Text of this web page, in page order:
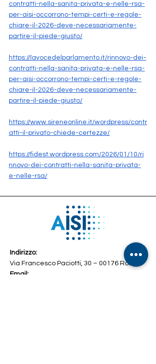
contratti-nella-sanita-privata-e-nelle-rsa-
per-aisi-occorrono-tempi-certi-e-regole-
chiare-il-2026-deve-necessariamente-
partire-il-piede-giusto/
https://lavocedelparlamento.it/rinnovo-dei-
contratti-nella-sanita-privata-e-nelle-rsa-
per-aisi-occorrono-tempi-certi-e-regole-
chiare-il-2026-deve-necessariamente-
partire-il-piede-giusto/
https://www.sireneonline.it/wordpress/contr
atti-il-privato-chiede-certezze/
https://fidest.wordpress.com/2026/01/10/ri
nnovo-dei-contratti-nella-sanita-privata-
e-nelle-rsa/
Indirizzo:
Via Francesco Paciotti, 30 – 00176 Roma
Email: